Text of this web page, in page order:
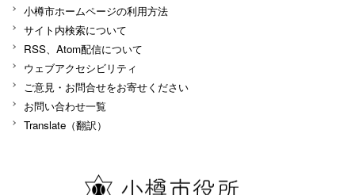
小樽市ホームページの利用方法
サイト内検索について
RSS、Atom配信について
ウェブアクセシビリティ
ご意見・お問合せをお寄せください
お問い合わせ一覧
Translate（翻訳）